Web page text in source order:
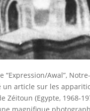
“Expression/Awal”,
un article sur les
Zéitoun (Egypte, 1968-
magnifique